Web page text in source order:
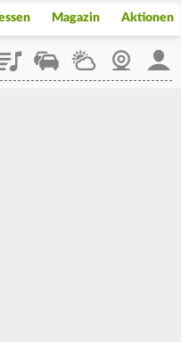
Magazin Aktionen
StaupilotWetterWebcam